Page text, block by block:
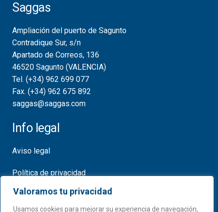
Valoramos tu privacidad
Usamos cookies para mejorar su experiencia de navegación,
Saggas
Ampliación del puerto de Sagunto
Contradique Sur, s/n
Apartado de Correos, 136
46520 Sagunto (VALENCIA)
Tel. (+34) 962 699 077
Fax. (+34) 962 675 892
saggas@saggas.com
Info legal
Aviso legal
Política de privacidad
Política de cookies